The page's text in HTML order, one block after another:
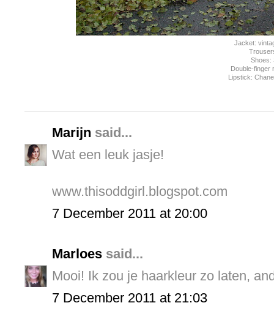
Jacket:
Shoes:
Double-finger
Lipstick:
Marijn said...
Wat een leuk jasje!
www.thisoddgirl.blogspot.com
7 December 2011 at 20:00
Marloes said...
Mooi! Ik zou je haarkleur zo laten,
7 December 2011 at 21:03